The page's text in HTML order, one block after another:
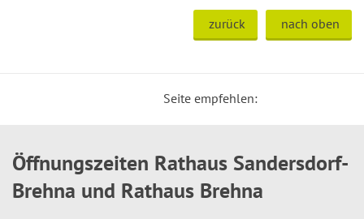
zurück nach oben
Seite empfehlen:
Öffnungszeiten Rathaus Sandersdorf-
Brehna und Rathaus Brehna